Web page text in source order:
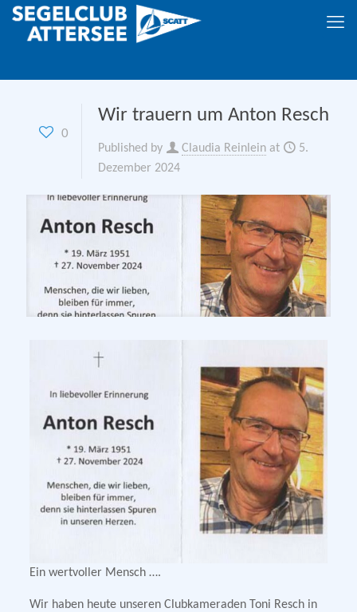
0
Wir trauern um Anton Resch
Published by Claudia Reinlein at
5.
Dezember 2024
Ein wertvoller Mensch ….
Wir haben heute unseren Clubkameraden Toni Resch in